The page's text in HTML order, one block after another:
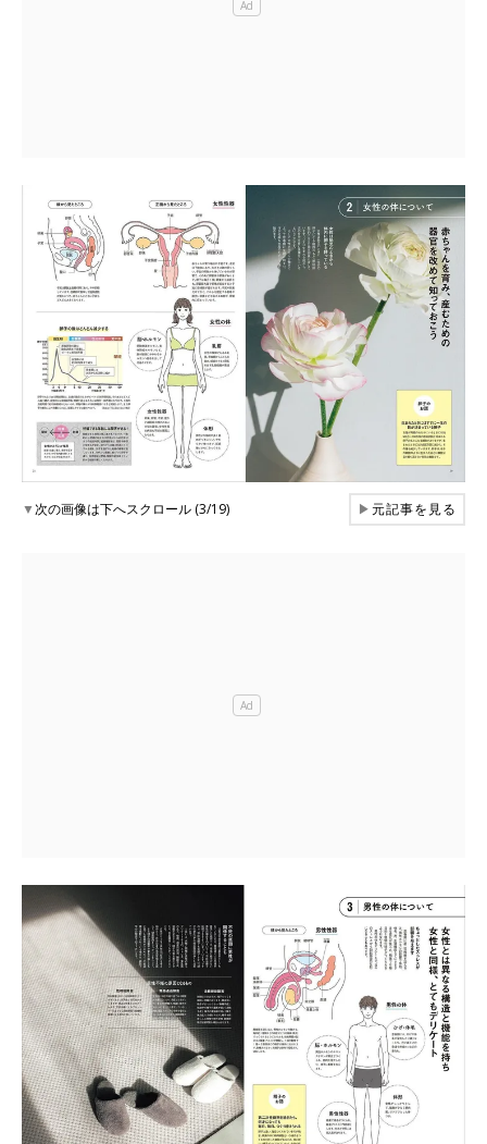
▼次の画像は下へスクロール (3/19) ▶元記事を見る